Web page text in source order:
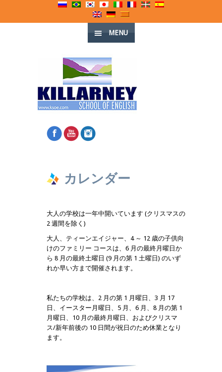
MENU
カレンダー
大人の学校は一年中開いています (クリスマスの
2 週間を除く)
大人、ティーンエイジャー、4 ～ 12 歳の子供向
けのファミリー コースは、6 月の最終月曜日か
ら 8 月の最終土曜日 (9 月の第 1 土曜日) のいず
れか早い方まで開催されます。
私たちの学校は、2 月の第 1 月曜日、3 月 17
日、イースター月曜日、5 月、6 月、8 月の第 1
月曜日、10 月の最終月曜日、およびクリスマ
ス/新年前後の 10 日間が祝日のため休業となり
ます。